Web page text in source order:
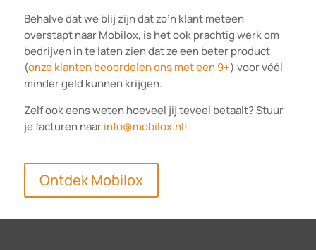
Behalve dat we blij zijn dat zo’n klant meteen
overstapt naar Mobilox, is het ook prachtig werk om
bedrijven in te laten zien dat ze een beter product
(onze klanten beoordelen ons met een 9+) voor véél
minder geld kunnen krijgen.
Zelf ook eens weten hoeveel jij teveel betaalt? Stuur
je facturen naarinfo@mobilox.nl!
Ontdek Mobilox